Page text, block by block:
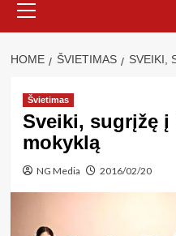
Menu
HOME ŠVIETIMAS SVEIKI,
Švietimas
Sveiki, sugrįžę į
mokyklą
NG Media 2016/02/20